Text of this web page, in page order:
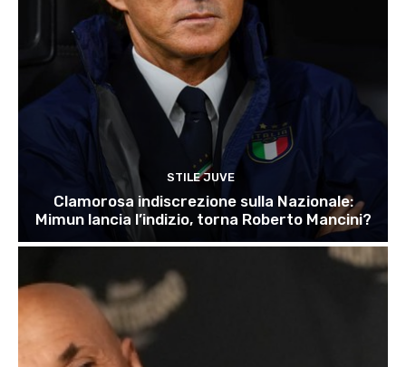
STILE JUVE
Clamorosa indiscrezione sulla Nazionale:
Mimun lancia l’indizio, torna Roberto Mancini?